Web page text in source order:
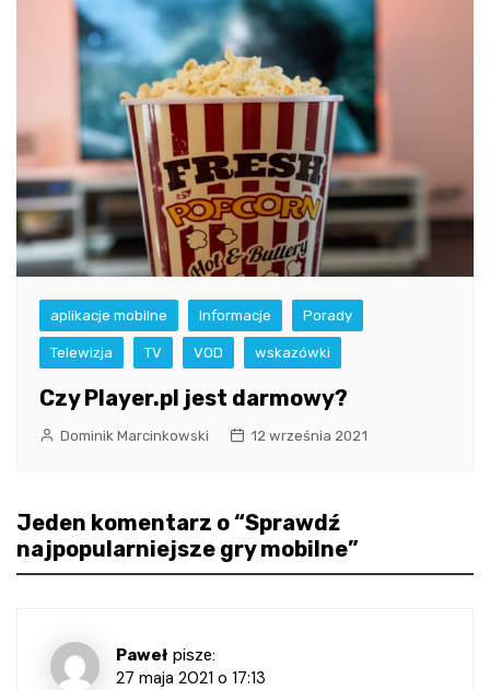
aplikacje mobilne Informacje Porady
Telewizja TV VOD wskazówki
Czy Player.pl jest darmowy?
Dominik Marcinkowski 12 września 2021
Jeden komentarz o “Sprawdź
najpopularniejsze gry mobilne”
Paweł pisze:
27 maja 2021 o 17:13